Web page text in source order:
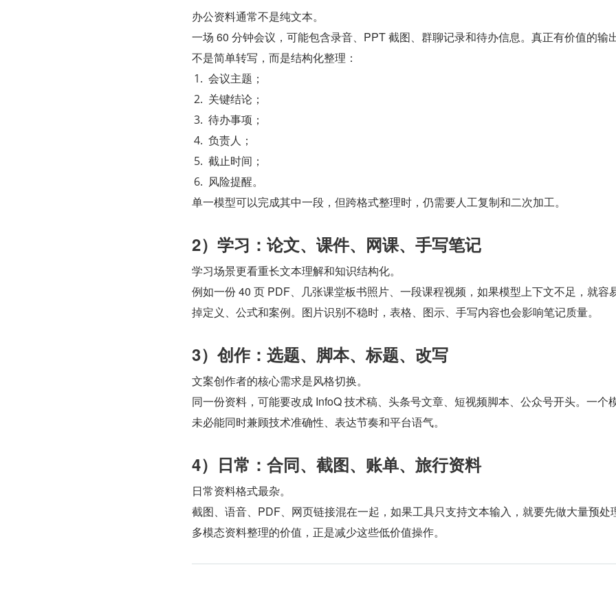
办公资料通常不是纯文本。
一场 60 分钟会议，可能包含录音、PPT 截图、群聊记录和待办信息。真正有价值的输
不是简单转写，而是结构化整理：
会议主题；
关键结论；
待办事项；
负责人；
截止时间；
风险提醒。
单一模型可以完成其中一段，但跨格式整理时，仍需要人工复制和二次加工。
2）学习：论文、课件、网课、手写笔记
学习场景更看重长文本理解和知识结构化。
例如一份 40 页 PDF、几张课堂板书照片、一段课程视频，如果模型上下文不足，就容
掉定义、公式和案例。图片识别不稳时，表格、图示、手写内容也会影响笔记质量。
3）创作：选题、脚本、标题、改写
文案创作者的核心需求是风格切换。
同一份资料，可能要改成 InfoQ 技术稿、头条号文章、短视频脚本、公众号开头。一个
未必能同时兼顾技术准确性、表达节奏和平台语气。
4）日常：合同、截图、账单、旅行资料
日常资料格式最杂。
截图、语音、PDF、网页链接混在一起，如果工具只支持文本输入，就要先做大量预处
多模态资料整理的价值，正是减少这些低价值操作。